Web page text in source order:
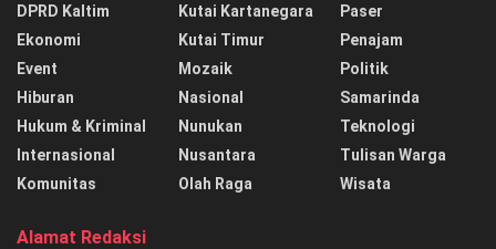
DPRD Kaltim
Ekonomi
Event
Hiburan
Hukum & Kriminal
Internasional
Komunitas
Kutai Kartanegara
Kutai Timur
Mozaik
Nasional
Nunukan
Nusantara
Olah Raga
Paser
Penajam
Politik
Samarinda
Teknologi
Tulisan Warga
Wisata
Alamat Redaksi